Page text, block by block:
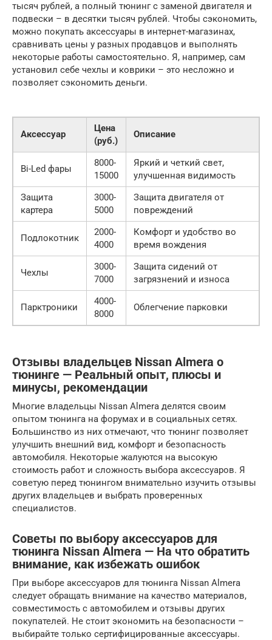
тысяч рублей, а полный тюнинг с заменой двигателя и
подвески – в десятки тысяч рублей. Чтобы сэкономить,
можно покупать аксессуары в интернет-магазинах,
сравнивать цены у разных продавцов и выполнять
некоторые работы самостоятельно. Я, например, сам
установил себе чехлы и коврики – это несложно и
позволяет сэкономить деньги.
Аксессуар
Цена
(руб.)
Описание
Bi-Led фары
8000-
15000
Яркий и четкий свет,
улучшенная видимость
Защита
картера
3000-
5000
Защита двигателя от
повреждений
Подлокотник
2000-
4000
Комфорт и удобство во
время вождения
Чехлы
3000-
7000
Защита сидений от
загрязнений и износа
Парктроники
4000-
8000
Облегчение парковки
Отзывы владельцев Nissan Almera о
тюнинге — Реальный опыт, плюсы и
минусы, рекомендации
Многие владельцы Nissan Almera делятся своим
опытом тюнинга на форумах и в социальных сетях.
Большинство из них отмечают, что тюнинг позволяет
улучшить внешний вид, комфорт и безопасность
автомобиля. Некоторые жалуются на высокую
стоимость работ и сложность выбора аксессуаров. Я
советую перед тюнингом внимательно изучить отзывы
других владельцев и выбрать проверенных
специалистов.
Советы по выбору аксессуаров для
тюнинга Nissan Almera — На что обратить
внимание, как избежать ошибок
При выборе аксессуаров для тюнинга Nissan Almera
следует обращать внимание на качество материалов,
совместимость с автомобилем и отзывы других
покупателей. Не стоит экономить на безопасности –
выбирайте только сертифицированные аксессуары.